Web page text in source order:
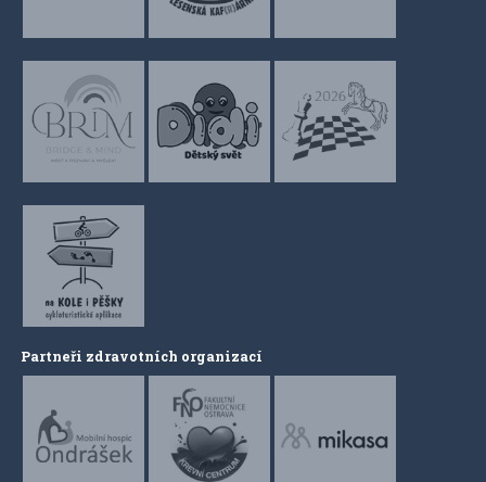
Partneři zdravotních organizací